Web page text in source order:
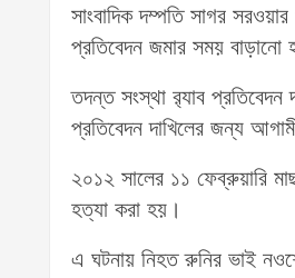
সাংবাদিক দম্পতি সাগর
প্রতিবেদন জমার সময় বাড়ানো
তদন্ত সংস্থা র‌্যাব প্রতিবেদন
প্রতিবেদন দাখিলের জন্য
২০১২ সালের ১১ ফেব্রুয়ারি
হত্যা করা হয়।
এ ঘটনায় নিহত রুনির ভাই